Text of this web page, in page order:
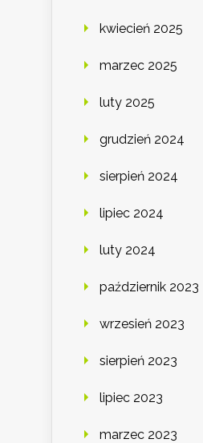
kwiecień 2025
marzec 2025
luty 2025
grudzień 2024
sierpień 2024
lipiec 2024
luty 2024
październik 2023
wrzesień 2023
sierpień 2023
lipiec 2023
marzec 2023